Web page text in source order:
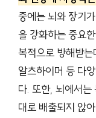
중에는 뇌와 장기
을 강화하는 중요
복적으로 방해받
알츠하이머 등 다
다. 또한, 뇌에서
대로 배출되지 않